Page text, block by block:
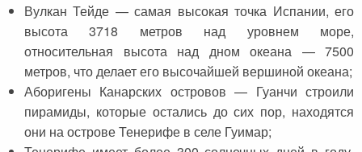
Вулкан Тейде — самая высокая точка Испании, его
высота 3718 метров над уровнем море,
относительная высота над дном океана — 7500
метров, что делает его высочайшей вершиной океана;
Аборигены Канарских островов — Гуанчи строили
пирамиды, которые остались до сих пор, находятся
они на острове Тенерифе в селе Гуимар;